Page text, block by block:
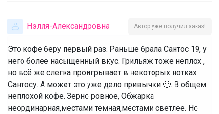
Нэлля-Александровна Автор уже получил заказ!
Это кофе беру первый раз. Раньше брала Сантос 19, у
него более насыщенный вкус. Грильяж тоже неплох ,
но всё же слегка проигрывает в некоторых нотках
Сантосу. А может это уже дело привычки 🙂. В общем
неплохой кофе. Зерно ровное, Обжарка
неординарная,местами тёмная,местами светлее. Но